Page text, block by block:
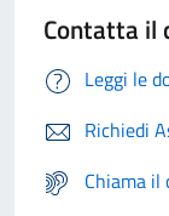
Contatta il
Leggi le
Richiedi
Chiama